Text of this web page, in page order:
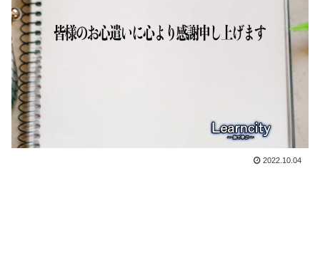
2022.10.04